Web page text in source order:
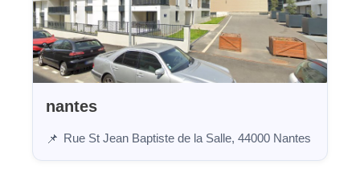
nantes
📌 Rue St Jean Baptiste de la Salle, 44000 Nantes